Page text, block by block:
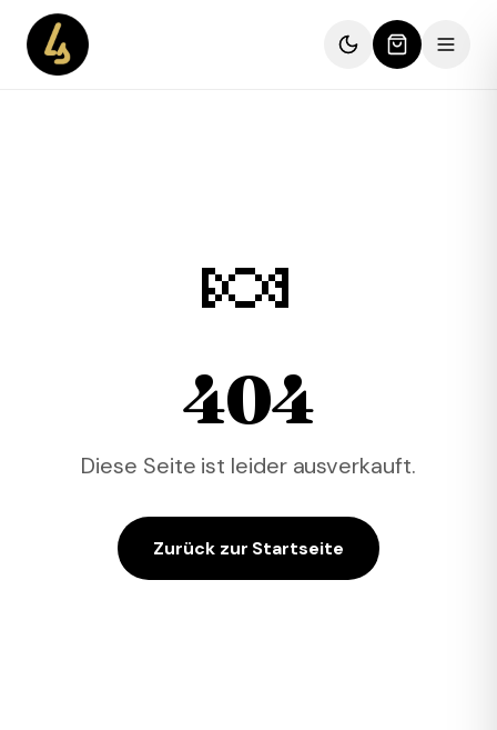
🍬
404
Diese Seite ist leider ausverkauft.
Zurück zur Startseite